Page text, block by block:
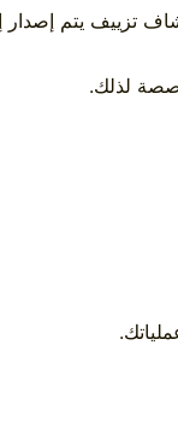
تزييف يتم إصدار
لذلك.